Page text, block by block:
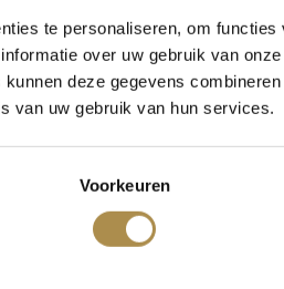
te personaliseren, om
over uw gebruik van
deze gegevens
van uw gebruik van hun services.
Voorkeuren